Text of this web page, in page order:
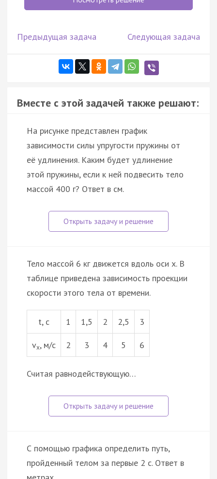
Предыдущая задача Следующая задача
Вместе с этой задачей также решают:
На рисунке представлен график
зависимости силы упругости пружины от
её удлинения. Каким будет удлинение
этой пружины, если к ней подвесить тело
массой 400 г? Ответ в см.
Тело массой 6 кг движется вдоль оси x. В
таблице приведена зависимость проекции
скорости этого тела от времени.
t, с 1 1,5 2 2,5 3
vx, м/с 2 3 4 5 6
Считая равнодействующую…
С помощью графика определить путь,
пройденный телом за первые 2 с. Ответ в